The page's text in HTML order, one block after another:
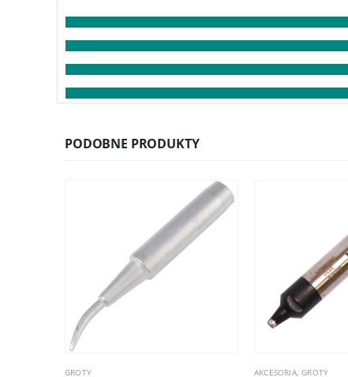
PODOBNE PRODUKTY
GROTY AKCESORIA,GROTY